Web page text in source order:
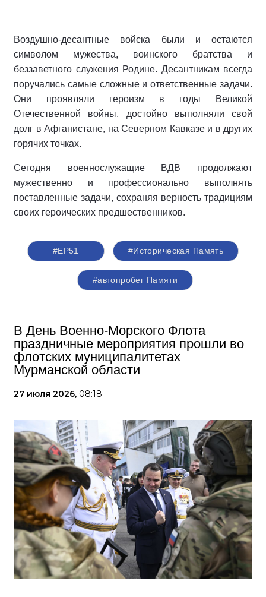
Воздушно-десантные войска были и остаются
символом мужества, воинского братства и
беззаветного служения Родине. Десантникам всегда
поручались самые сложные и ответственные задачи.
Они проявляли героизм в годы Великой
Отечественной войны, достойно выполняли свой
долг в Афганистане, на Северном Кавказе и в других
горячих точках.
Сегодня военнослужащие ВДВ продолжают
мужественно и профессионально выполнять
поставленные задачи, сохраняя верность традициям
своих героических предшественников.
#ЕР51 #Историческая Память
#автопробег Памяти
В День Военно-Морского Флота
праздничные мероприятия прошли во
флотских муниципалитетах
Мурманской области
27 июля 2026, 08:18